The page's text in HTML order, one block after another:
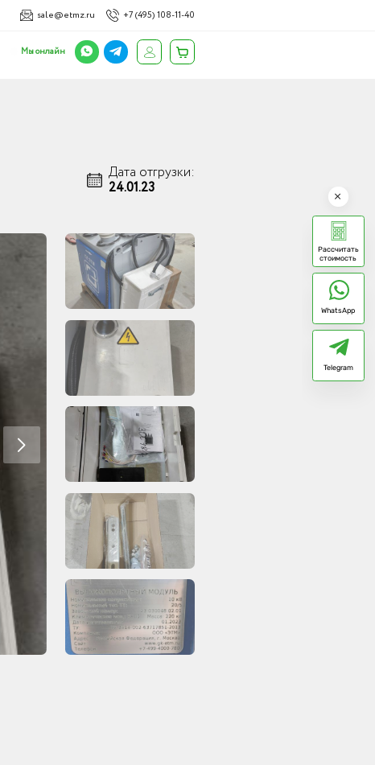
sale@etmz.ru +7 (495) 108-11-40
Мы онлайн
Дата отгрузки:
24.01.23
Рассчитать
стоимость
WhatsApp
Telegram